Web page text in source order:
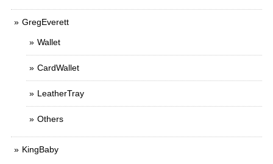
GregEverett
Wallet
CardWallet
LeatherTray
Others
KingBaby